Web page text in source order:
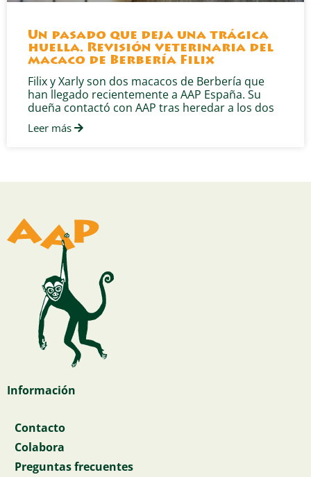
Un pasado que deja una trágica
huella. Revisión veterinaria del
macaco de Berbería Filix
Filix y Xarly son dos macacos de Berbería que
han llegado recientemente a AAP España. Su
dueña contactó con AAP tras heredar a los dos
Leer más
Información
Contacto
Colabora
Preguntas frecuentes